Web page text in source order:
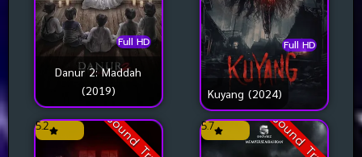
Full HD
Danur 2: Maddah
(2019)
Full HD
Kuyang (2024)
5.2 5.7